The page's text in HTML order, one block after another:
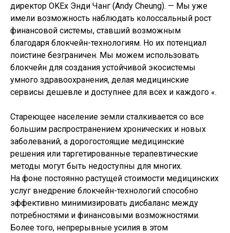
директор OKEx Энди Чанг (Andy Cheung). — Мы уже
имели возможность наблюдать колоссальный рост
финансовой системы, ставший возможным
благодаря блокчейн-технологиям. Но их потенциал
поистине безграничен. Мы можем использовать
блокчейн для создания устойчивой экосистемы
умного здравоохранения, делая медицинские
сервисы дешевле и доступнее для всех и каждого «.
Стареющее население земли сталкивается со все
большим распространением хронических и новых
заболеваний, а дорогостоящие медицинские
решения или таргетированные терапевтические
методы могут быть недоступны для многих.
На фоне постоянно растущей стоимости медицинских
услуг внедрение блокчейн-технологий способно
эффективно минимизировать дисбаланс между
потребностями и финансовыми возможностями.
Более того, непрерывные усилия в этом